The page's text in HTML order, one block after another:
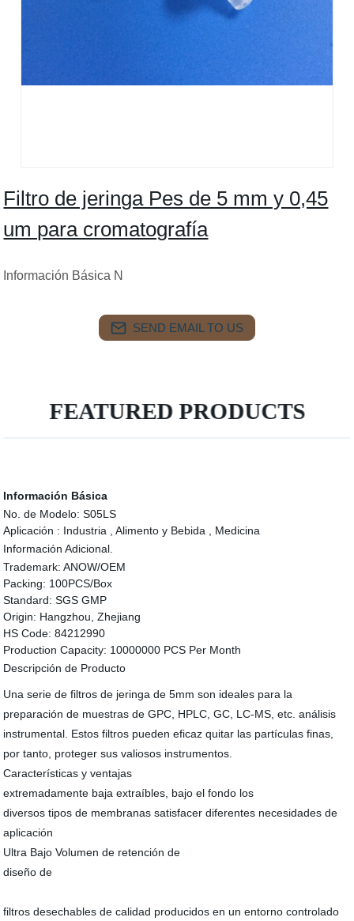
Filtro de jeringa Pes de 5 mm y 0,45
um para cromatografía
Información Básica N
SEND EMAIL TO US
FEATURED PRODUCTS
Información Básica
No. de Modelo: S05LS
Aplicación : Industria , Alimento y Bebida , Medicina
Información Adicional.
Trademark: ANOW/OEM
Packing: 100PCS/Box
Standard: SGS GMP
Origin: Hangzhou, Zhejiang
HS Code: 84212990
Production Capacity: 10000000 PCS Per Month
Descripción de Producto
Una serie de filtros de jeringa de 5mm son ideales para la
preparación de muestras de GPC, HPLC, GC, LC-MS, etc. análisis
instrumental. Estos filtros pueden eficaz quitar las partículas finas,
por tanto, proteger sus valiosos instrumentos.
Características y ventajas
extremadamente baja extraíbles, bajo el fondo los
diversos tipos de membranas satisfacer diferentes necesidades de
aplicación
Ultra Bajo Volumen de retención de
diseño de
filtros desechables de calidad producidos en un entorno controlado